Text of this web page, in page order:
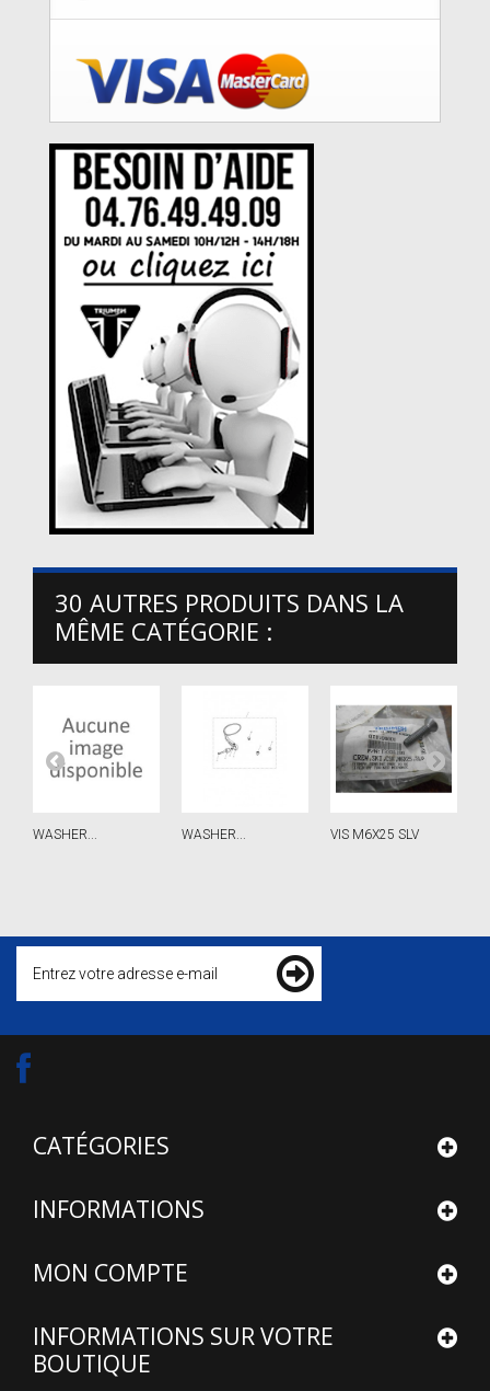
30 AUTRES PRODUITS DANS LA
MÊME CATÉGORIE :
WASHER... WASHER... VIS M6X25 SLV
CATÉGORIES
INFORMATIONS
MON COMPTE
INFORMATIONS SUR VOTRE
BOUTIQUE